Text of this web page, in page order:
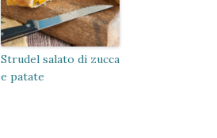
Strudel salato di zucca
e patate